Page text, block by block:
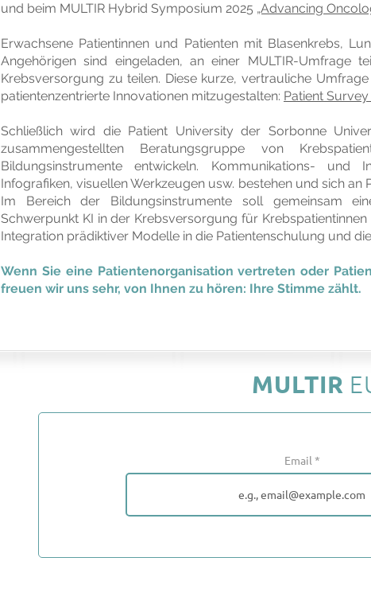
und beim MULTIR Hybrid Symposium 2025 „Advancing
Erwachsene Patientinnen und Patienten mit Blasenkrebs,
Angehörigen sind eingeladen, an einer MULTIR-
Krebsversorgung zu teilen. Diese kurze, vertrauliche
patientenzentrierte Innovationen mitzugestalten: Patient
Schließlich wird die Patient University der Sorbonne
zusammengestellten Beratungsgruppe von
Bildungsinstrumente entwickeln. Kommunikations- und
Infografiken, visuellen Werkzeugen usw. bestehen und sich
Im Bereich der Bildungsinstrumente soll gemeinsam
Schwerpunkt KI in der Krebsversorgung für
Integration prädiktiver Modelle in die Patientenschulung und
Wenn Sie eine Patientenorganisation vertreten oder
freuen wir uns sehr, von Ihnen zu hören: Ihre Stimme zählt.
MULTIR
Email